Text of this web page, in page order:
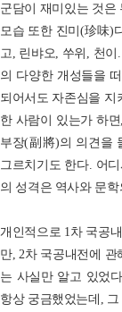
군담이 재미있는 것은
모습 또한 진미(珍味)
고, 린뱌오, 쑤위, 천
의 다양한 개성들을
되어서도 자존심을 지
한 사람이 있는가 하
부장(副將)의 의견을
그르치기도 한다. 어
의 성격은 역사와 문
개인적으로 1차 국공
만, 2차 국공내전에
는 사실만 알고 있었
항상 궁금했었는데,